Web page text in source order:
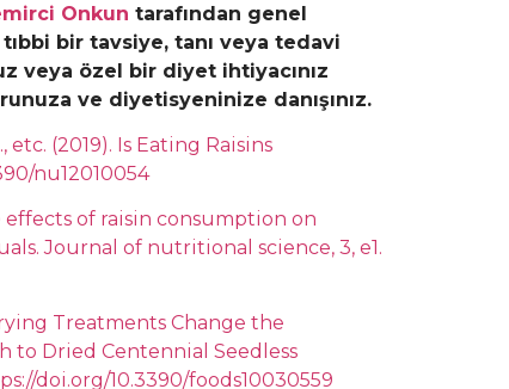
Onkun tarafından genel
bir tavsiye, tanı veya tedavi
veya özel bir diyet ihtiyacınız
ve diyetisyeninize danışınız.
etc. (2019). Is Eating Raisins
nu12010054
effects of raisin consumption on
Journal of nutritional science, 3, e1.
Treatments Change the
to Dried Centennial Seedless
doi.org/10.3390/foods10030559